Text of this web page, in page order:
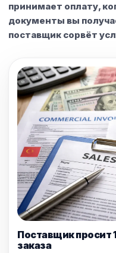
принимает оплату,
документы вы
поставщик сорвёт
Поставщик просит
заказа